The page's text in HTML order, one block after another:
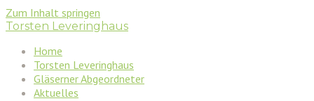
Zum Inhalt springen
Torsten Leveringhaus
Home
Torsten Leveringhaus
Gläserner Abgeordneter
Aktuelles